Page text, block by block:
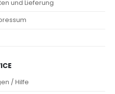
und Lieferung
/ Hilfe